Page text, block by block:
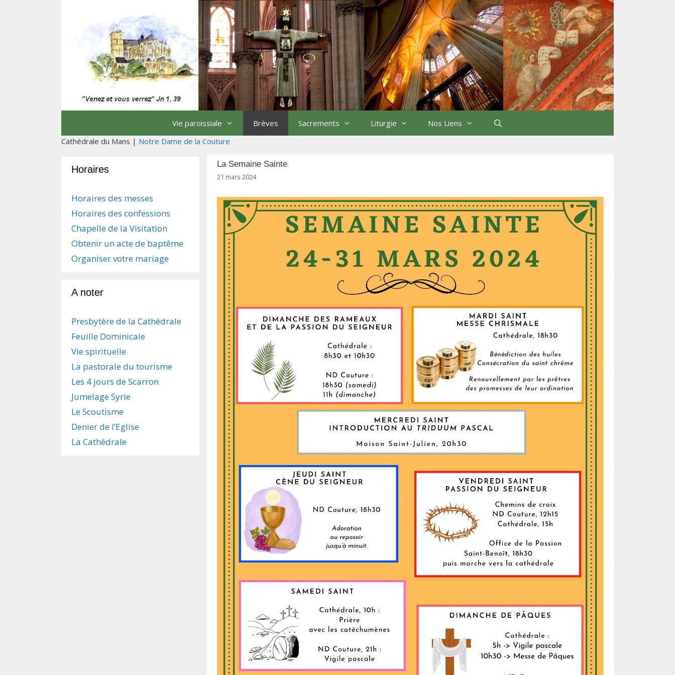
Vie paroissiale Brèves Sacrements Liturgie Nos Liens
Cathédrale du Mans | Notre Dame de la Couture
La Semaine Sainte
21 mars 2024
Horaires
Horaires des messes
Horaires des confessions
Chapelle de la Visitation
Obtenir un acte de baptême
Organiser votre mariage
A noter
Presbytère de la Cathédrale
Feuille Dominicale
Vie spirituelle
La pastorale du tourisme
Les 4 jours de Scarron
Jumelage Syrie
Le Scoutisme
Denier de l’Eglise
La Cathédrale